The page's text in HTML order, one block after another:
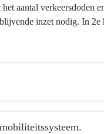
aantal verkeersdoden
inzet nodig. In